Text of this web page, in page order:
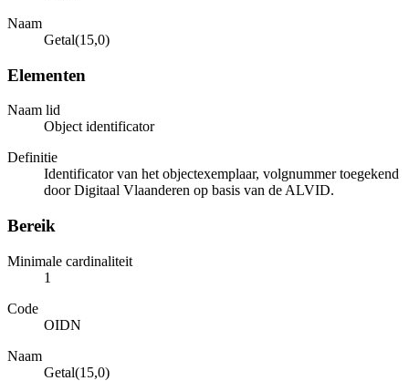
Naam
Getal(15,0)
Elementen
Naam lid
Object identificator
Definitie
Identificator van het objectexemplaar, volgnummer toegekend
door Digitaal Vlaanderen op basis van de ALVID.
Bereik
Minimale cardinaliteit
1
Code
OIDN
Naam
Getal(15,0)